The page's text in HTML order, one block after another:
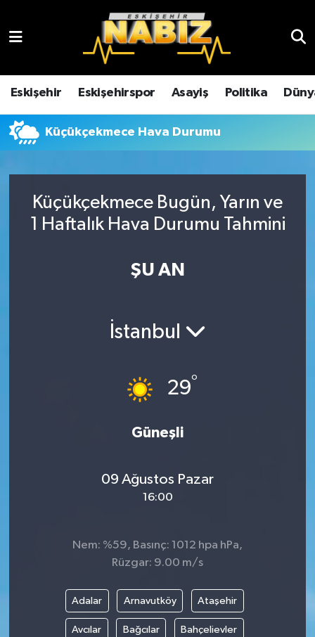
Eskişehir Eskişehirspor Asayiş Politika
Küçükçekmece Hava Durumu
Küçükçekmece Bugün, Yarın ve
1 Haftalık Hava Durumu Tahmini
ŞU AN
İstanbul
29°
Güneşli
09 Ağustos Pazar
16:00
Nem: %59, Basınç: 1012 hpa hPa,
Rüzgar: 9.00 m/s
Adalar Arnavutköy Ataşehir
Avcılar Bağcılar Bahçelievler
Çevre
Dünya
Ekonomi
Eskişehir
Yaşam
Yurttan
Eskişehir Hava Durumu
Eskişehir Trafik Yoğunluk Haritası
TFF 3.Lig 4.Grup Puan Durumu ve Fikstür
Son Dakika Haberleri
Haber Arşivi